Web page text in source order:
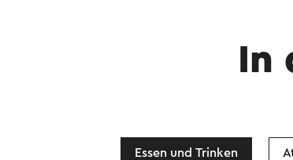
In
Essen und Trinken